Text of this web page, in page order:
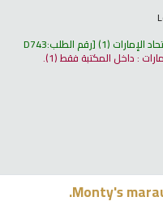
الإمارات (1) رقم الطلب:D743
: داخل المكتبة فقط(1).
Monty's